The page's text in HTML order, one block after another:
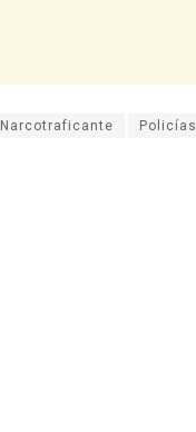
Narcotraficante Policías